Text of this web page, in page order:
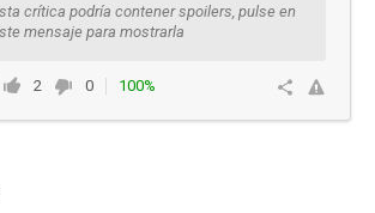
crítica podría contener spoilers, pulse en
mensaje para mostrarla
2 0
100%